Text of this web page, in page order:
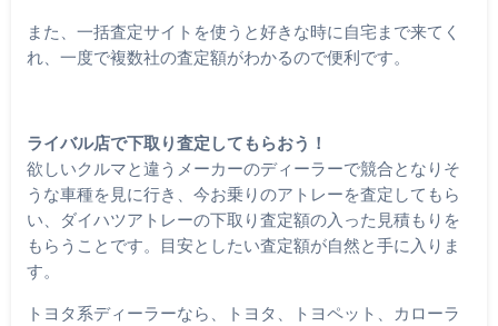
また、一括査定サイトを使うと好きな時に自宅まで来てく
れ、一度で複数社の査定額がわかるので便利です。
ライバル店で下取り査定してもらおう！
欲しいクルマと違うメーカーのディーラーで競合となりそ
うな車種を見に行き、今お乗りのアトレーを査定してもら
い、ダイハツアトレーの下取り査定額の入った見積もりを
もらうことです。目安としたい査定額が自然と手に入りま
す。
トヨタ系ディーラーなら、トヨタ、トヨペット、カローラ